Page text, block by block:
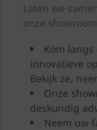
Laten we
onze
Kom
innovatieve
Bekijk ze,
Onze
deskundig
Neem uw